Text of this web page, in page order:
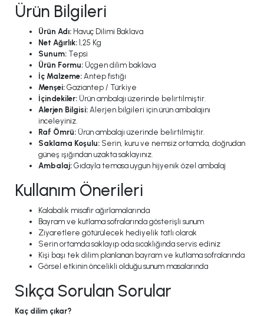
Ürün Bilgileri
Ürün Adı: Havuç Dilimi Baklava
Net Ağırlık: 1,25 Kg
Sunum: Tepsi
Ürün Formu: Üçgen dilim baklava
İç Malzeme: Antep fıstığı
Menşei: Gaziantep / Türkiye
İçindekiler: Ürün ambalajı üzerinde belirtilmiştir.
Alerjen Bilgisi: Alerjen bilgileri için ürün ambalajını
inceleyiniz.
Raf Ömrü: Ürün ambalajı üzerinde belirtilmiştir.
Saklama Koşulu: Serin, kuru ve nemsiz ortamda, doğrudan
güneş ışığından uzakta saklayınız.
Ambalaj: Gıdayla temasa uygun hijyenik özel ambalaj
Kullanım Önerileri
Kalabalık misafir ağırlamalarında
Bayram ve kutlama sofralarında gösterişli sunum
Ziyaretlere götürülecek hediyelik tatlı olarak
Serin ortamda saklayıp oda sıcaklığında servis ediniz
Kişi başı tek dilim planlanan bayram ve kutlama sofralarında
Görsel etkinin öncelikli olduğu sunum masalarında
Sıkça Sorulan Sorular
Kaç dilim çıkar?